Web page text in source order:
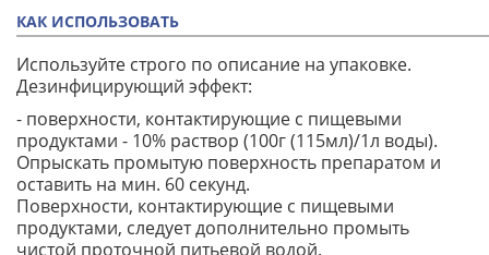
КАК ИСПОЛЬЗОВАТЬ
Используйте строго по описание на упаковке.
Дезинфицирующий эффект:
- поверхности, контактирующие с пищевыми
продуктами - 10% раствор (100г (115мл)/1л воды).
Опрыскать промытую поверхность препаратом и
оставить на мин. 60 секунд.
Поверхности, контактирующие с пищевыми
продуктами, следует дополнительно промыть
чистой проточной питьевой водой.